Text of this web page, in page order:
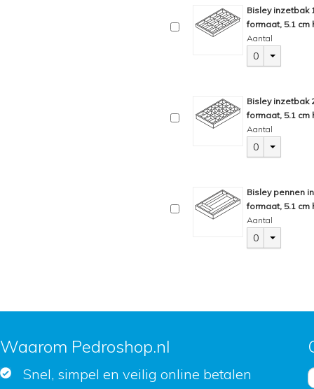
Bisley inzetbak
formaat, 5.1 cm
Aantal
0
Bisley inzetbak
formaat, 5.1 cm
Aantal
0
Bisley pennen
formaat, 5.1 cm
Aantal
0
Waarom Pedroshop.nl
Snel, simpel en veilig online betalen